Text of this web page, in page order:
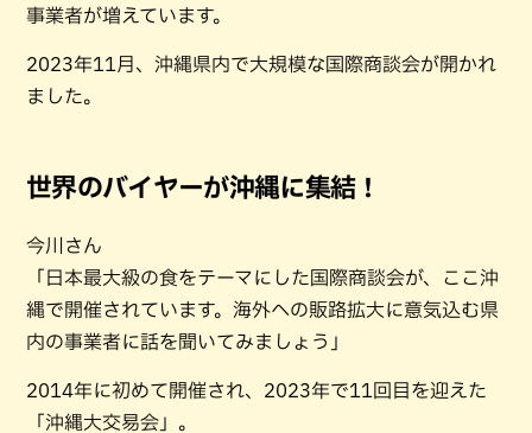
事業者が増えています。
2023年11月、沖縄県内で大規模な国際商談会が開かれ
ました。
世界のバイヤーが沖縄に集結！
今川さん
「日本最大級の食をテーマにした国際商談会が、ここ沖
縄で開催されています。海外への販路拡大に意気込む県
内の事業者に話を聞いてみましょう」
2014年に初めて開催され、2023年で11回目を迎えた
「沖縄大交易会」。